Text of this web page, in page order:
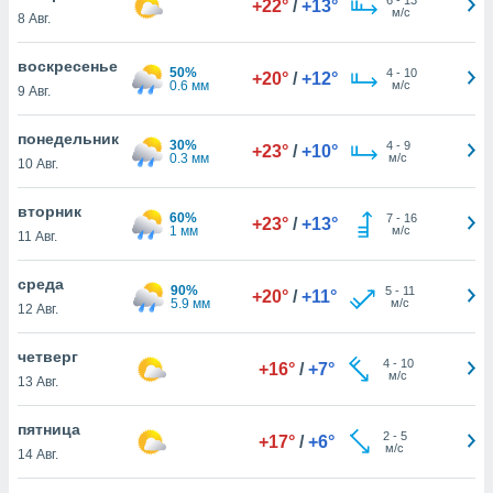
действия
рекламу
нашей
cookie
cookie
в
нашего
8 Авг.
+22° / +13°
м/с
воскресенье
9 Авг.
50%
0.6 мм
+20° / +12° 4- 10
м/с
понедельник
10 Авг.
30%
0.3 мм
+23° / +10° 4- 9
м/с
вторник
11 Авг.
60%
1 мм
+23° / +13° 7- 16
м/с
среда
12 Авг.
90%
5.9 мм
+20° / +11° 5 - 11
м/с
четверг
13 Авг.
+16° / +7° 4- 10
м/с
пятница
14 Авг.
+17° / +6° 2- 5
м/с